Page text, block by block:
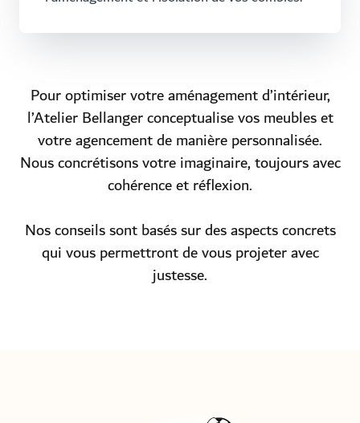
Pour optimiser votre aménagement d’intérieur,
l’Atelier Bellanger conceptualise vos meubles et
votre agencement de manière personnalisée.
Nous concrétisons votre imaginaire, toujours avec
cohérence et réflexion.
Nos conseils sont basés sur des aspects concrets
qui vous permettront de vous projeter avec
justesse.